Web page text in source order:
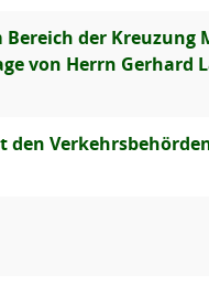
der
von Herrn Gerhard
den